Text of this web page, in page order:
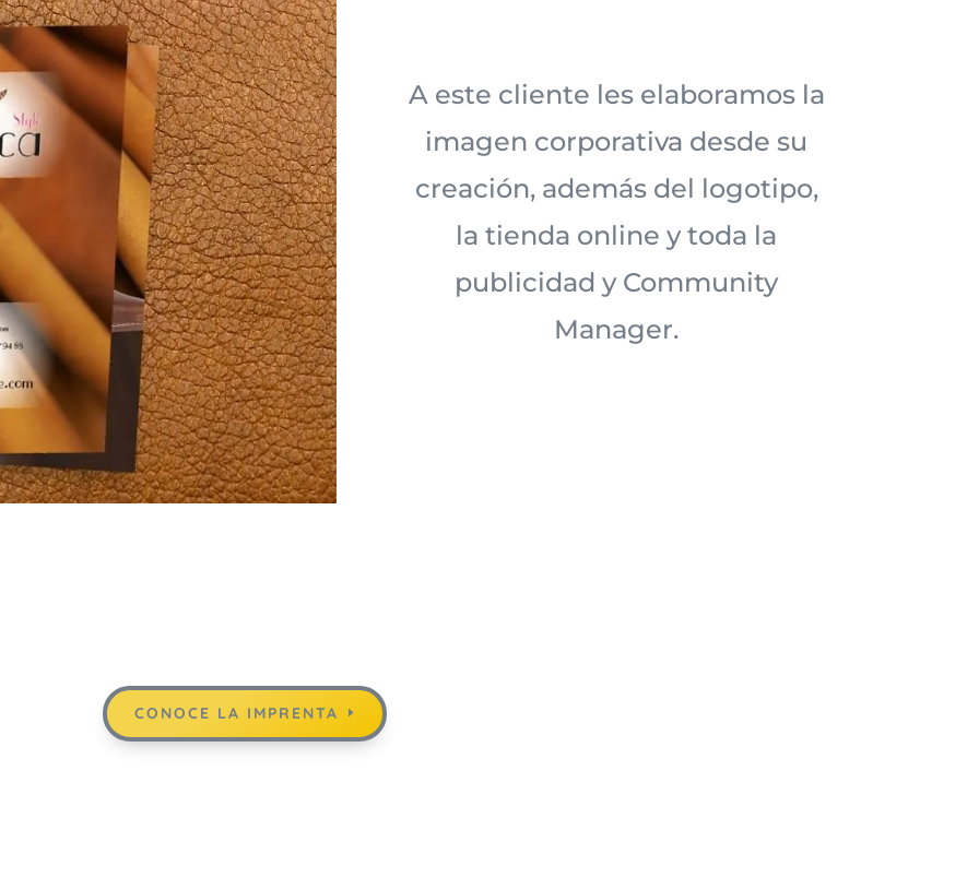
A este cliente les elaboramos la
imagen corporativa desde su
creación, además del logotipo,
la tienda online y toda la
publicidad y Community
Manager.
CONOCE LA IMPRENTA